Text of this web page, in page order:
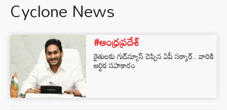
Cyclone News
#ఆంధ్రప్రదేశ్
రైతులకు గుడ్‌న్యూస్‌ చెప్పిన ఏపీ సర్కార్‌.. వారికి
ఆర్థిక సహకారం